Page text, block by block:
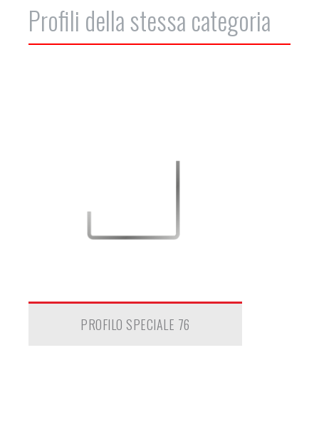
Profili della stessa categoria
PROFILO SPECIALE 76